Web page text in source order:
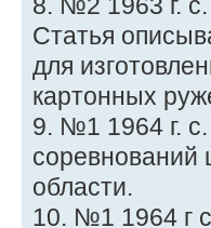
8. №2 1963 г.
Статья
для
картонных
9. №1 1964 г.
соревнований
области.
10. №1 1964 г